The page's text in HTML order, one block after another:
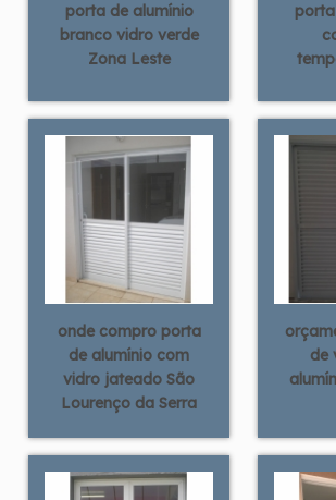
porta de alumínio
branco vidro verde
Zona Leste
onde compro porta
de alumínio com
vidro jateado São
Lourenço da Serra
de